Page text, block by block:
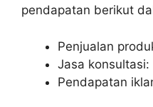
pendapatan berikut
Penjualan
Jasa
Pendapatan